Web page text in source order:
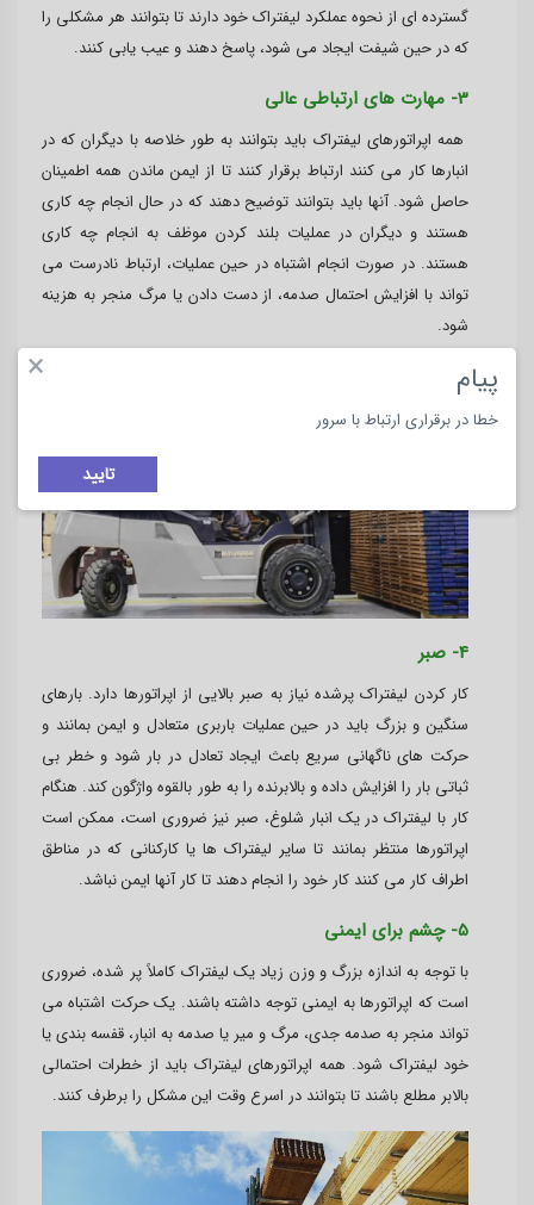
گسترده ای از نحوه عملکرد لیفتراک خود دارند تا بتوانند هر مشکلی را
که در حین شیفت ایجاد می شود، پاسخ دهند و عیب یابی کنند.
3- مهارت های ارتباطی عالی
همه اپراتورهای لیفتراک باید بتوانند به طور خلاصه با دیگران که در
انبارها کار می کنند ارتباط برقرار کنند تا از ایمن ماندن همه اطمینان
حاصل شود. آنها باید بتوانند توضیح دهند که در حال انجام چه کاری
هستند و دیگران در عملیات بلند کردن موظف به انجام چه کاری
هستند. در صورت انجام اشتباه در حین عملیات، ارتباط نادرست می
تواند با افزایش احتمال صدمه، از دست دادن یا مرگ منجر به هزینه
شود.
4- صبر
کار کردن لیفتراک پرشده نیاز به صبر بالایی از اپراتورها دارد. بارهای
سنگین و بزرگ باید در حین عملیات باربری متعادل و ایمن بمانند و
حرکت های ناگهانی سریع باعث ایجاد تعادل در بار شود و خطر بی
ثباتی بار را افزایش داده و بالابرنده را به طور بالقوه واژگون کند. هنگام
کار با لیفتراک در یک انبار شلوغ، صبر نیز ضروری است، ممکن است
اپراتورها منتظر بمانند تا سایر لیفتراک ها یا کارکنانی که در مناطق
اطراف کار می کنند کار خود را انجام دهند تا کار آنها ایمن نباشد.
5- چشم برای ایمنی
با توجه به اندازه بزرگ و وزن زیاد یک لیفتراک کاملاً پر شده، ضروری
است که اپراتورها به ایمنی توجه داشته باشند. یک حرکت اشتباه می
تواند منجر به صدمه جدی، مرگ و میر یا صدمه به انبار، قفسه بندی یا
خود لیفتراک شود. همه اپراتورهای لیفتراک باید از خطرات احتمالی
بالابر مطلع باشند تا بتوانند در اسرع وقت این مشکل را برطرف کنند.
× پیام
خطا در برقراری ارتباط با سرور
تایید